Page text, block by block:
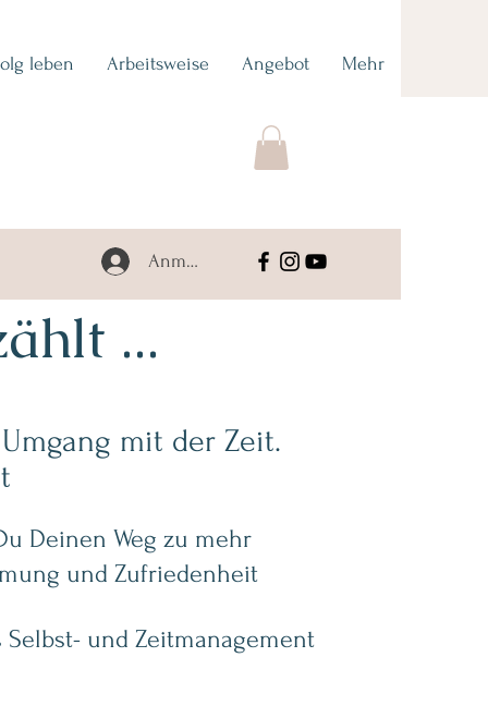
leben Arbeitsweise Angebot Mehr
Anmelden
...
mit der Zeit.
Deinen Weg zu mehr
und Zufriedenheit
Selbst- und Zeitmanagement